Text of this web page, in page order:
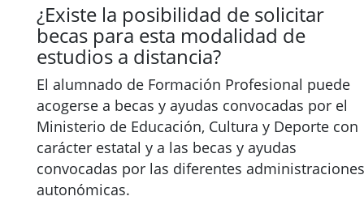
¿Existe la posibilidad de solicitar
becas para esta modalidad de
estudios a distancia?
El alumnado de Formación Profesional puede
acogerse a becas y ayudas convocadas por el
Ministerio de Educación, Cultura y Deporte con
carácter estatal y a las becas y ayudas
convocadas por las diferentes administraciones
autonómicas.